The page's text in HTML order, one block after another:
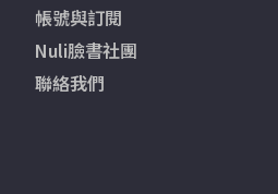
帳號與訂閱
Nuli臉書社團
聯絡我們